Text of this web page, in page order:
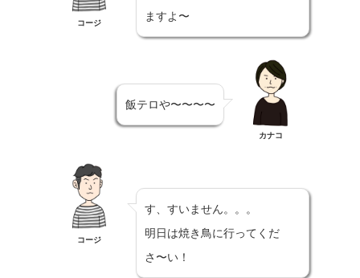
コージ
ますよ〜
飯テロや〜〜〜〜
カナコ
コージ
す、すいません。。。
明日は焼き鳥に行ってくだ
さ〜い！